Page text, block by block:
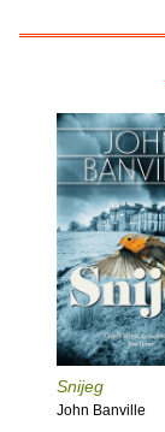
Snijeg
John Banville